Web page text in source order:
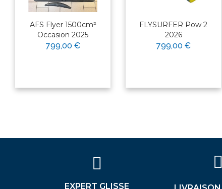
AFS Flyer 1500cm²
Occasion 2025
799,00 €
FLYSURFER Pow 2
2026
799,00 €
×
EXPERT GLISSE